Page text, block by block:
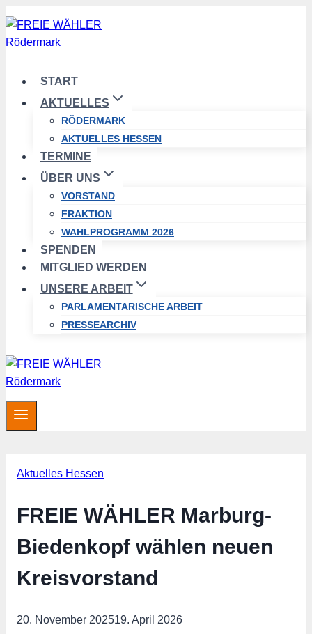
Zum
Inhalt
springen
START
AKTUELLES
RÖDERMARK
AKTUELLES HESSEN
TERMINE
ÜBER UNS
VORSTAND
FRAKTION
WAHLPROGRAMM 2026
SPENDEN
MITGLIED WERDEN
UNSERE ARBEIT
PARLAMENTARISCHE ARBEIT
PRESSEARCHIV
Aktuelles Hessen
FREIE WÄHLER Marburg-
Biedenkopf wählen neuen
Kreisvorstand
20. November 202519. April 2026